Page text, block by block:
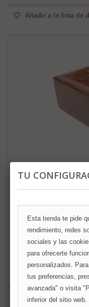
Añadir a la lista de
Añadir a la lista de
TU
Esta tienda te pide
rendimiento, redes
sociales y las
para ofrecerte
personalizados.
tus preferencias,
avanzada" o visita
inferior del sitio